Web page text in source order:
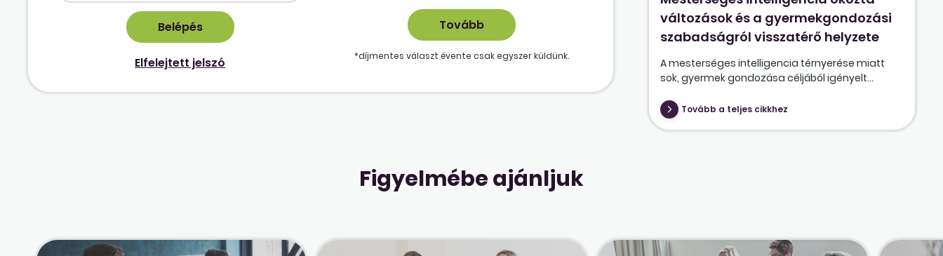
Elfelejtett jelszó *díjmentes választ évente csak egyszer küldünk.
változások és a gyermekgondozási
szabadságról visszatérő helyzete
A mesterséges intelligencia térnyerése miatt
sok, gyermek gondozása céljából igényelt...
Tovább a teljes cikkhez
Figyelmébe ajánljuk